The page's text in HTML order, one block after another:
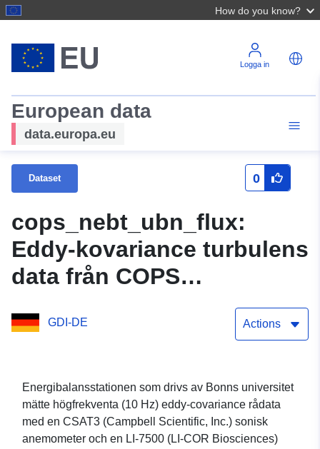
How do you know?
Logga in
European data
data.europa.eu
Dataset 0
cops_nebt_ubn_flux:
Eddy-kovariance turbulens
data från COPS
turbulens nätverksstation
i Bonn under COPS 2007
GDI-DE Actions
Energibalansstationen som drivs av Bonns universitet
mätte högfrekventa (10 Hz) eddy-covariance rådata
med en CSAT3 (Campbell Scientific, Inc.) sonisk
anemometer och en LI-7500 (LI-COR Biosciences)